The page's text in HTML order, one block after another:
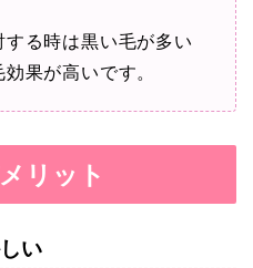
る時は黒い毛が多い
果が高いです。
リット
い